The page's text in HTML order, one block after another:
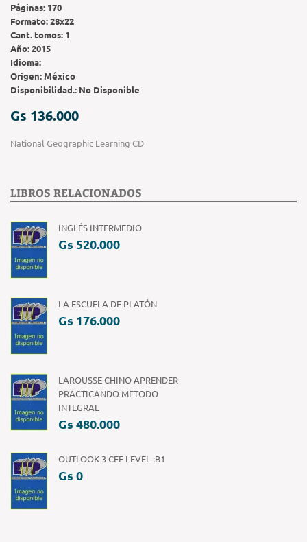
Páginas: 170
Formato:28x22
Cant. tomos: 1
Año:2015
Idioma:
Origen:México
Disponibilidad.: No Disponible
Gs 136.000
National Geographic Learning CD
LIBROS RELACIONADOS
INGLÉS INTERMEDIO
Gs 520.000
LA ESCUELA DE PLATÓN
Gs 176.000
LAROUSSE CHINO APRENDER
PRACTICANDO METODO
INTEGRAL
Gs 480.000
OUTLOOK 3 CEF LEVEL :B1
Gs 0